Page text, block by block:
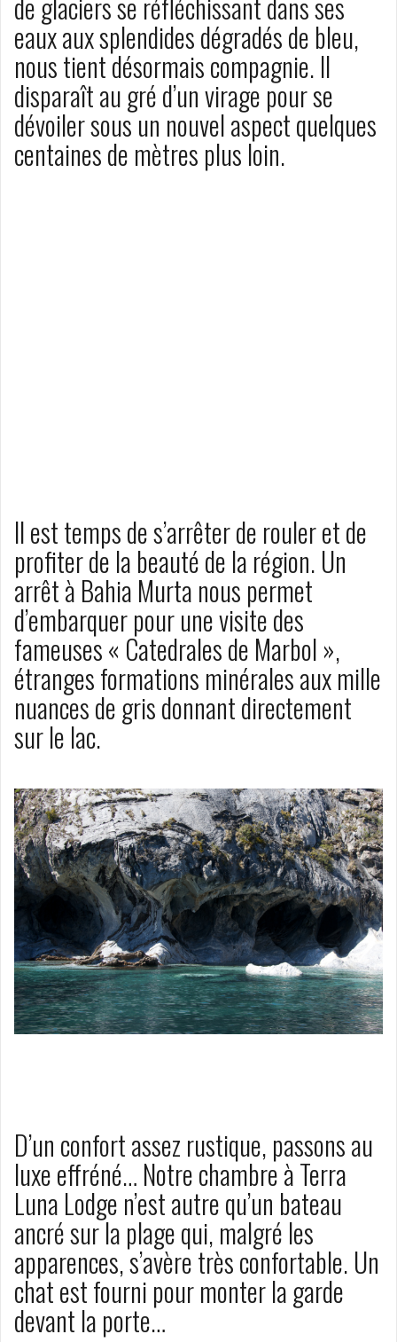
eaux aux splendides dégradés de bleu,
nous tient désormais compagnie. Il
disparaît au gré d’un virage pour se
dévoiler sous un nouvel aspect quelques
centaines de mètres plus loin.
Il est temps de s’arrêter de rouler et de
profiter de la beauté de la région. Un
arrêt à Bahia Murta nous permet
d’embarquer pour une visite des
fameuses « Catedrales de Marbol »,
étranges formations minérales aux mille
nuances de gris donnant directement
sur le lac.
D’un confort assez rustique, passons au
luxe effréné… Notre chambre à Terra
Luna Lodge n’est autre qu’un bateau
ancré sur la plage qui, malgré les
apparences, s’avère très confortable. Un
chat est fourni pour monter la garde
devant la porte…